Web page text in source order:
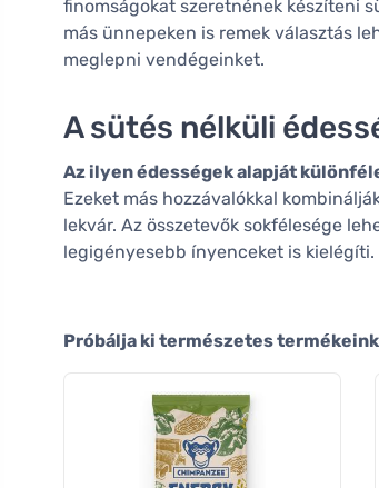
finomságokat szeretnének készíteni
más ünnepeken is remek választás
meglepni vendégeinket.
A sütés nélküli
Az ilyen édességek alapját
Ezeket más hozzávalókkal
lekvár. Az összetevők sokfélesége
legigényesebb ínyenceket is kielégíti.
Próbálja ki természetes